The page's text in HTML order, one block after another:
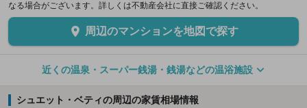
なる場合がございます。詳しくは不動産会社に直接ご確認ください。
周辺のマンションを地図で探す
近くの温泉・スーパー銭湯・銭湯などの温浴施設
シュエット・ベティの周辺の家賃相場情報